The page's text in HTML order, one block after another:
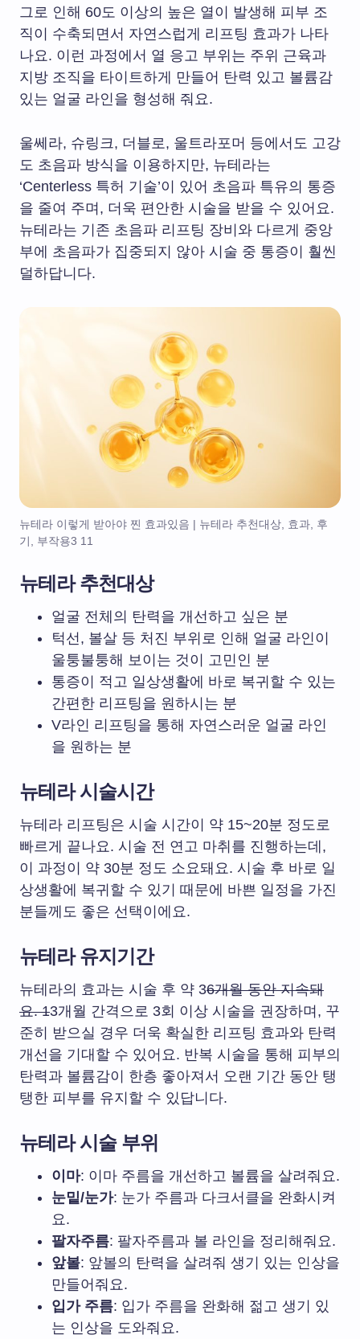
그로 인해 60도 이상의 높은 열이 발생해 피부 조
직이 수축되면서 자연스럽게 리프팅 효과가 나타
나요. 이런 과정에서 열 응고 부위는 주위 근육과
지방 조직을 타이트하게 만들어 탄력 있고 볼륨감
있는 얼굴 라인을 형성해 줘요.
울쎄라, 슈링크, 더블로, 울트라포머 등에서도 고강
도 초음파 방식을 이용하지만, 뉴테라는
‘Centerless 특허 기술’이 있어 초음파 특유의 통증
을 줄여 주며, 더욱 편안한 시술을 받을 수 있어요.
뉴테라는 기존 초음파 리프팅 장비와 다르게 중앙
부에 초음파가 집중되지 않아 시술 중 통증이 훨씬
덜하답니다.
뉴테라 이렇게 받아야 찐 효과있음 | 뉴테라 추천대상, 효과, 후
기, 부작용3 11
뉴테라 추천대상
얼굴 전체의 탄력을 개선하고 싶은 분
턱선, 볼살 등 처진 부위로 인해 얼굴 라인이
울퉁불퉁해 보이는 것이 고민인 분
통증이 적고 일상생활에 바로 복귀할 수 있는
간편한 리프팅을 원하시는 분
V라인 리프팅을 통해 자연스러운 얼굴 라인
을 원하는 분
뉴테라 시술시간
뉴테라 리프팅은 시술 시간이 약 15~20분 정도로
빠르게 끝나요. 시술 전 연고 마취를 진행하는데,
이 과정이 약 30분 정도 소요돼요. 시술 후 바로 일
상생활에 복귀할 수 있기 때문에 바쁜 일정을 가진
분들께도 좋은 선택이에요.
뉴테라 유지기간
뉴테라의 효과는 시술 후 약 36개월 동안 지속돼
요. 13개월 간격으로 3회 이상 시술을 권장하며, 꾸
준히 받으실 경우 더욱 확실한 리프팅 효과와 탄력
개선을 기대할 수 있어요. 반복 시술을 통해 피부의
탄력과 볼륨감이 한층 좋아져서 오랜 기간 동안 탱
탱한 피부를 유지할 수 있답니다.
뉴테라 시술 부위
이마: 이마 주름을 개선하고 볼륨을 살려줘요.
눈밑/눈가: 눈가 주름과 다크서클을 완화시켜
요.
팔자주름: 팔자주름과 볼 라인을 정리해줘요.
앞볼: 앞볼의 탄력을 살려줘 생기 있는 인상을
만들어줘요.
입가 주름: 입가 주름을 완화해 젊고 생기 있
는 인상을 도와줘요.